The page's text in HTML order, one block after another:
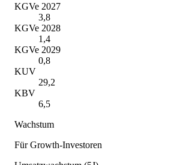
KGVe 2027
3,8
KGVe 2028
1,4
KGVe 2029
0,8
KUV
29,2
KBV
6,5
Wachstum
Für Growth-Investoren